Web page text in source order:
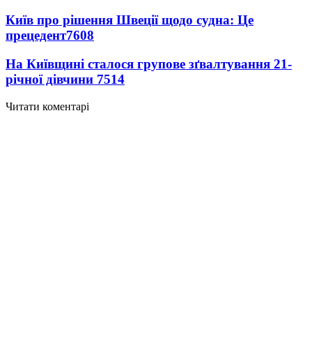
Київ про рішення Швеції щодо судна: Це
прецедент7608
На Київщині сталося групове зґвалтування 21-
річної дівчини 7514
Читати коментарі